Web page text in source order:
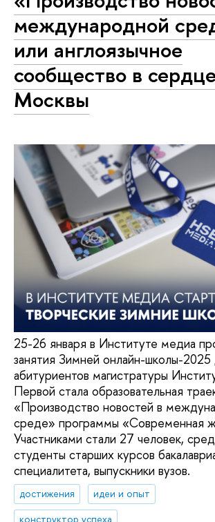
международной
или англоязычное
сообщество в сердце
Москвы
25-26 января в Институте медиа
занятия Зимней онлайн-школы-
абитуриентов магистратуры
Первой стала образовательная
«Производство новостей в
среде» программы «Современная
Участниками стали 27 человек,
студенты старших курсов
специалитета, выпускники вузов.
достижения
идеи и опыт
конструктор успеха